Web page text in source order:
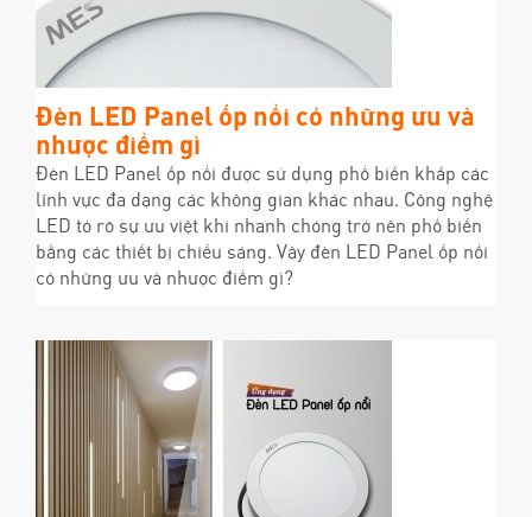
Đèn LED Panel ốp nổi có những ưu và
nhược điểm gì
Đèn LED Panel ốp nổi được sử dụng phổ biến khắp các
lĩnh vực đa dạng các không gian khác nhau. Công nghệ
LED tỏ rõ sự ưu việt khi nhanh chóng trở nên phổ biến
bằng các thiết bị chiếu sáng. Vậy đèn LED Panel ốp nổi
có những ưu và nhược điểm gì?